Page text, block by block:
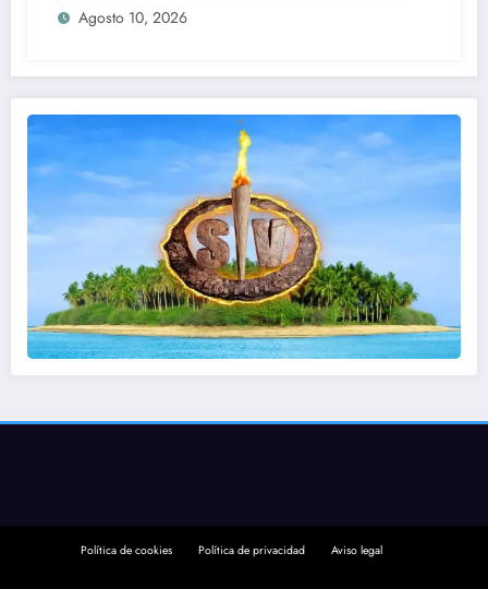
Agosto 10, 2026
Política de cookies Política de privacidad Aviso legal